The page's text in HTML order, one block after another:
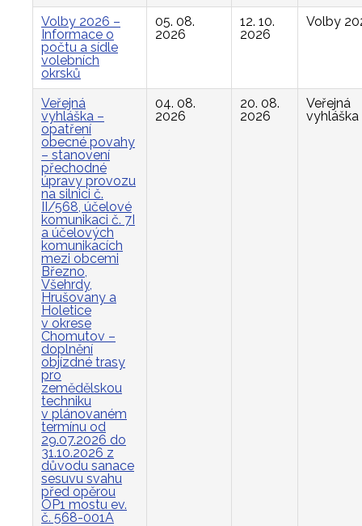
Volby 2026 –
Informace o
počtu a sídle
volebních
okrsků
05. 08.
2026
12. 10.
2026
Volby
Veřejná
vyhláška –
opatření
obecné povahy
– stanovení
přechodné
úpravy provozu
na silnici č.
II/568, účelové
komunikaci č. 7I
a účelových
komunikacích
mezi obcemi
Březno,
Všehrdy,
Hrušovany a
Holetice
v okrese
Chomutov –
doplnění
objízdné trasy
pro
zemědělskou
techniku
v plánovaném
termínu od
29.07.2026 do
31.10.2026 z
důvodu sanace
sesuvu svahu
před opěrou
OP1 mostu ev.
č. 568-001A
04. 08.
2026
20. 08.
2026
Veřejná
vyhláška